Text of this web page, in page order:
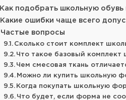
Как подобрать школьную обувь
Какие ошибки чаще всего
Частые вопросы
Сколько стоит комплект
Что такое базовый
Чем смесовая ткань
Можно ли купить школьную
Когда покупать школьную
Что будет, если форма не